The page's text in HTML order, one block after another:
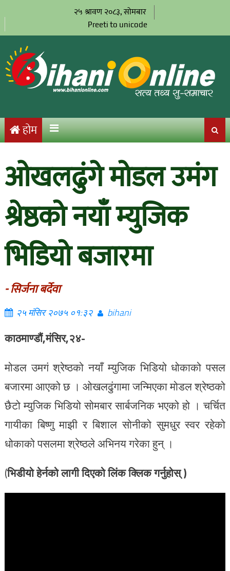
२५ श्रावण २०८३, सोमबार
Preeti to unicode
होम
ओखलढुंगे मोडल उमंग
श्रेष्ठको नयाँ म्युजिक
भिडियो बजारमा
- सिर्जना बर्देवा
२५ मंसिर २०७५ ०१:३२ bihani
काठमाण्डौं,मंसिर,२४-
मोडल उमगं श्रेष्ठको नयाँ म्युजिक भिडियो धोकाको पसल
बजारमा आएको छ । ओखलढुंगामा जन्मिएका मोडल श्रेष्ठको
छैटो म्युजिक भिडियो सोमबार सार्बजनिक भएको हो । चर्चित
गायीका बिष्णु माझी र बिशाल सोनीको सुमधुर स्वर रहेको
धोकाको पसलमा श्रेष्ठले अभिनय गरेका हुन् ।
(भिडीयो हेर्नको लागी दिएको लिंक क्लिक गर्नुहोस् )